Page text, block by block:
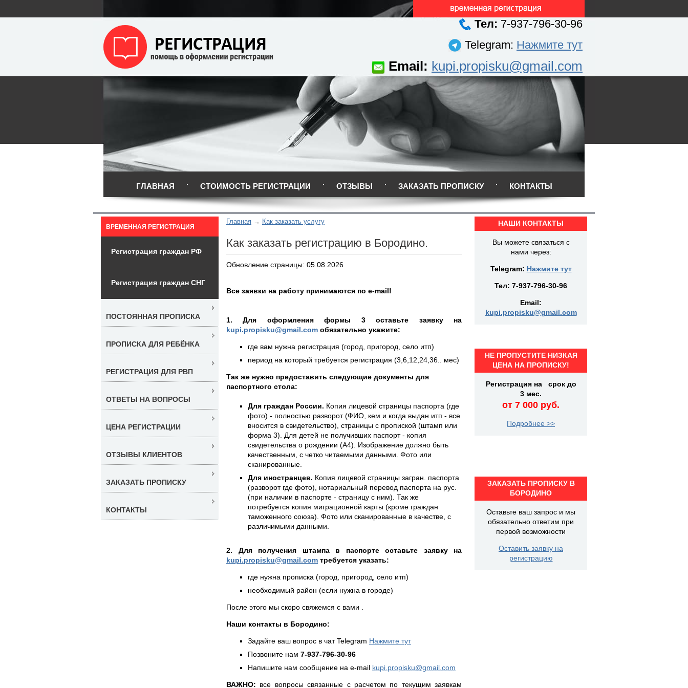
Тел: 7-937-796-30-96
Telegram: Нажмите тут
Email: kupi.propisku@gmail.com
ГЛАВНАЯ СТОИМОСТЬ РЕГИСТРАЦИИ ОТЗЫВЫ ЗАКАЗАТЬ ПРОПИСКУ КОНТАКТЫ
Главная Как заказать услугу
Как заказать регистрацию в Бородино.
Обновление страницы: 05.08.2026
Все заявки на работу принимаются по e-mail!
1. Для оформления формы 3 оставьте заявку на
kupi.propisku@gmail.com обязательно укажите:
где вам нужна регистрация (город, пригород, село итп)
период на который требуется регистрация (3,6,12,24,36.. мес)
Так же нужно предоставить следующие документы для
паспортного стола:
Для граждан России. Копия лицевой страницы паспорта (где
фото) - полностью разворот (ФИО, кем и когда выдан итп - все
вносится в свидетельство), страницы с пропиской (штамп или
форма 3). Для детей не получивших паспорт - копия
свидетельства о рождении (А4). Изображение должно быть
качественным, с четко читаемыми данными. Фото или
сканированные.
Для иностранцев. Копия лицевой страницы загран. паспорта
(разворот где фото), нотариальный перевод паспорта на рус.
(при наличии в паспорте - страницу с ним). Так же
потребуется копия миграционной карты (кроме граждан
таможенного союза). Фото или сканированные в качестве, с
различимыми данными.
2. Для получения штампа в паспорте оставьте заявку на
kupi.propisku@gmail.com требуется указать:
где нужна прописка (город, пригород, село итп)
необходимый район (если нужна в городе)
После этого мы скоро свяжемся с вами .
Наши контакты в Бородино:
Задайте ваш вопрос в чат Telegram Нажмите тут
Позвоните нам 7-937-796-30-96
Напишите нам сообщение на e-mail kupi.propisku@gmail.com
ВАЖНО: все вопросы связанные с расчетом по текущим заявкам
ВРЕМЕННАЯ РЕГИСТРАЦИЯ
Регистрация граждан РФ
Регистрация граждан СНГ
ПОСТОЯННАЯ ПРОПИСКА
ПРОПИСКА ДЛЯ РЕБЁНКА
РЕГИСТРАЦИЯ ДЛЯ РВП
ОТВЕТЫ НА ВОПРОСЫ
ЦЕНА РЕГИСТРАЦИИ
ОТЗЫВЫ КЛИЕНТОВ
ЗАКАЗАТЬ ПРОПИСКУ
КОНТАКТЫ
НАШИ КОНТАКТЫ
Вы можете связаться с
нами через:
Telegram: Нажмите тут
Тел: 7-937-796-30-96
Email:
kupi.propisku@gmail.com
НЕ ПРОПУСТИТЕ НИЗКАЯ
ЦЕНА НА ПРОПИСКУ!
Регистрация на срок до
3 мес.
от 7 000 руб.
Подробнее >>
ЗАКАЗАТЬ ПРОПИСКУ В
БОРОДИНО
Оставьте ваш запрос и мы
обязательно ответим при
первой возможности
Оставить заявку на
регистрацию